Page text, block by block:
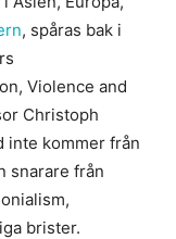
, spåras bak i
Violence and
Christoph
inte kommer från
snarare från
brister.